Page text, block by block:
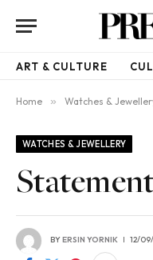
ART & CULTURE
Home » Watches &
WATCHES & JEWELLERY
BYERSIN YORNIK 12/